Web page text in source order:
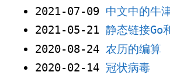
2021-07-09 中文中的牛
2021-05-21 静态链接Go
2020-08-24 农历的编算
2020-02-14 冠状病毒